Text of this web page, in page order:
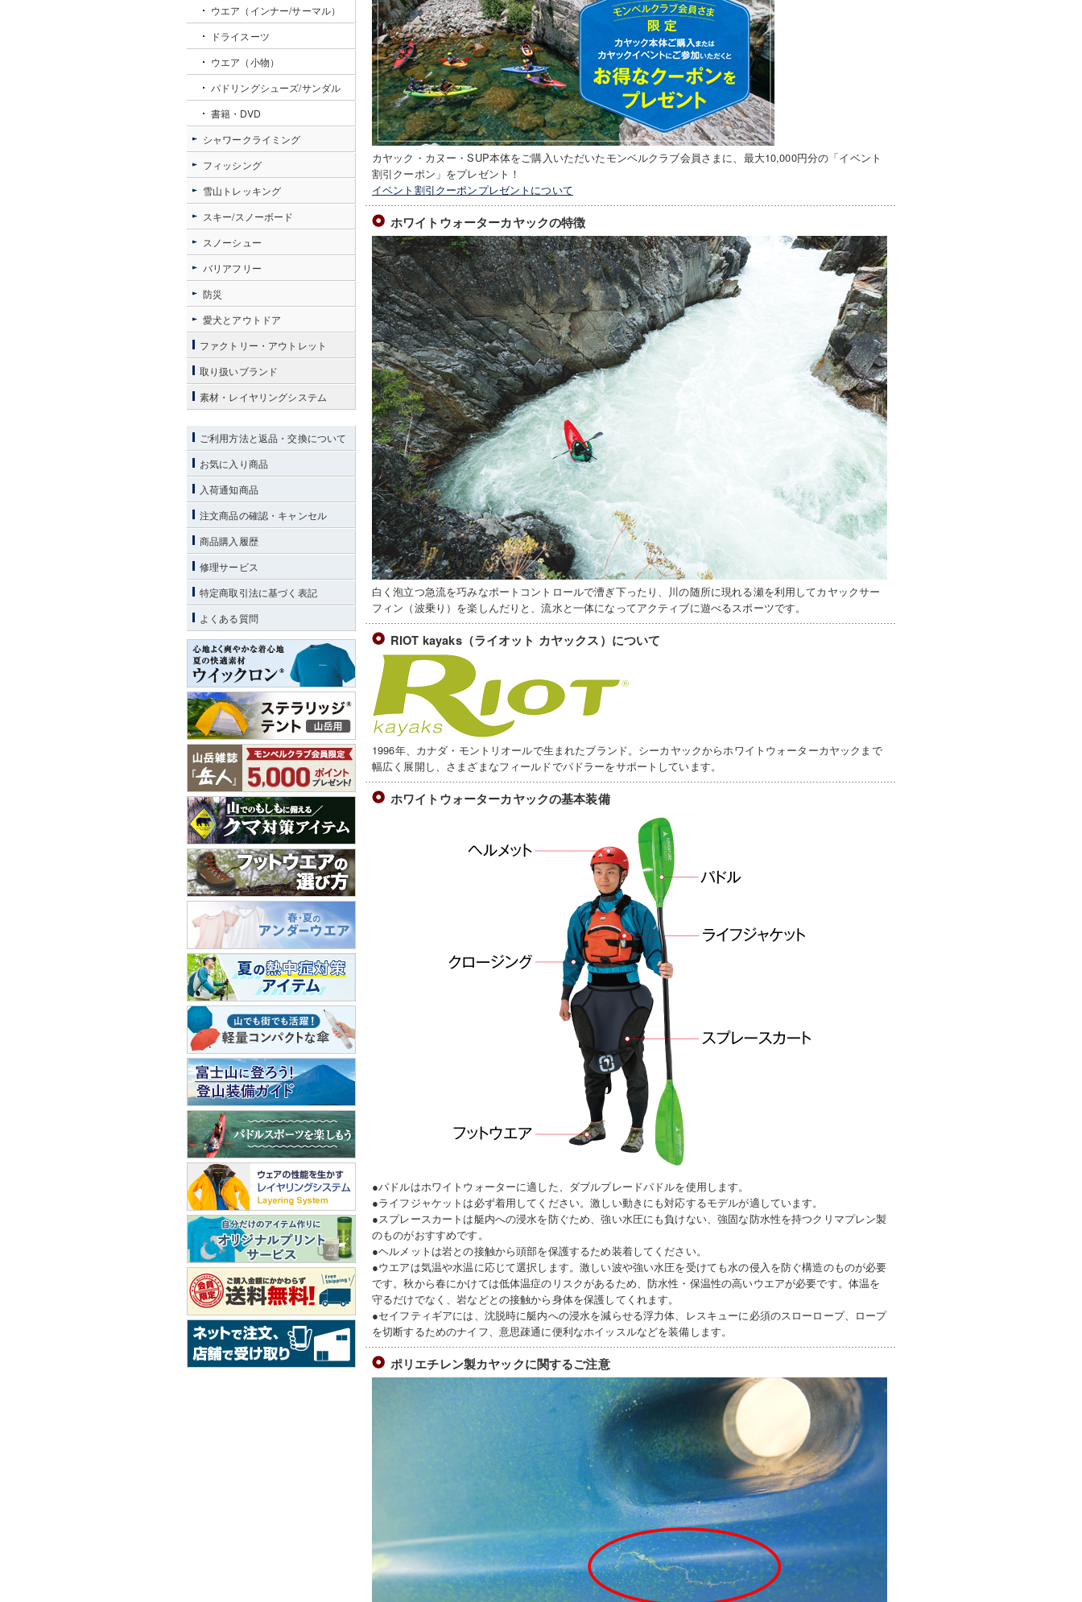
カヤック・カヌー・SUP本体をご購入いただいたモンベルクラブ会員さまに、最大10,000円分の「イベント
割引クーポン」をプレゼント！
イベント割引クーポンプレゼントについて
ホワイトウォーターカヤックの特徴
白く泡立つ急流を巧みなボートコントロールで漕ぎ下ったり、川の随所に現れる瀬を利用してカヤックサー
フィン（波乗り）を楽しんだりと、流水と一体になってアクティブに遊べるスポーツです。
RIOT kayaks（ライオット カヤックス）について
1996年、カナダ・モントリオールで生まれたブランド。シーカヤックからホワイトウォーターカヤックまで
幅広く展開し、さまざまなフィールドでパドラーをサポートしています。
ホワイトウォーターカヤックの基本装備
●パドルはホワイトウォーターに適した、ダブルブレードパドルを使用します。
●ライフジャケットは必ず着用してください。激しい動きにも対応するモデルが適しています。
●スプレースカートは艇内への浸水を防ぐため、強い水圧にも負けない、強固な防水性を持つクリマプレン製
のものがおすすめです。
●ヘルメットは岩との接触から頭部を保護するため装着してください。
●ウエアは気温や水温に応じて選択します。激しい波や強い水圧を受けても水の侵入を防ぐ構造のものが必要
です。秋から春にかけては低体温症のリスクがあるため、防水性・保温性の高いウエアが必要です。体温を
守るだけでなく、岩などとの接触から身体を保護してくれます。
●セイフティギアには、沈脱時に艇内への浸水を減らせる浮力体、レスキューに必須のスローロープ、ロープ
を切断するためのナイフ、意思疎通に便利なホイッスルなどを装備します。
ポリエチレン製カヤックに関するご注意
ウエア（インナー/サーマル）
ドライスーツ
ウエア（小物）
パドリングシューズ/サンダル
書籍・DVD
シャワークライミング
フィッシング
雪山トレッキング
スキー/スノーボード
スノーシュー
バリアフリー
防災
愛犬とアウトドア
ファクトリー・アウトレット
取り扱いブランド
素材・レイヤリングシステム
ご利用方法と返品・交換について
お気に入り商品
入荷通知商品
注文商品の確認・キャンセル
商品購入履歴
修理サービス
特定商取引法に基づく表記
よくある質問